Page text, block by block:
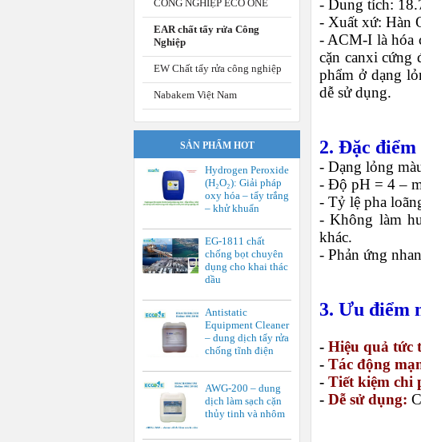
CÔNG NGHIỆP ECO ONE
EAR chất tẩy rửa Công
Nghiệp
EW Chất tẩy rửa công nghiệp
Nabakem Việt Nam
SẢN PHẨM HOT
Hydrogen Peroxide
(H₂O₂): Giải pháp
oxy hóa – tẩy trắng
– khử khuẩn
EG-1811 chất
chống bọt chuyên
dụng cho khai thác
dầu
Antistatic
Equipment Cleaner
– dung dịch tẩy rửa
chống tĩnh điện
AWG-200 – dung
dịch làm sạch cặn
thủy tinh và nhôm
- Dung tích:
- Xuất xứ: Hàn
- ACM-I là hóa
cặn canxi cứng
phẩm ở dạng
dễ sử dụng.
2. Đặc
- Dạng lỏng
- Độ pH = 4 –
- Tỷ lệ pha
- Không làm
khác.
- Phản ứng
3. Ưu điểm
- Hiệu quả tức
- Tác động
- Tiết kiệm chi
- Dễ sử dụng: